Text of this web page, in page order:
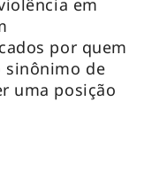
por quem
sinônimo de
uma posição